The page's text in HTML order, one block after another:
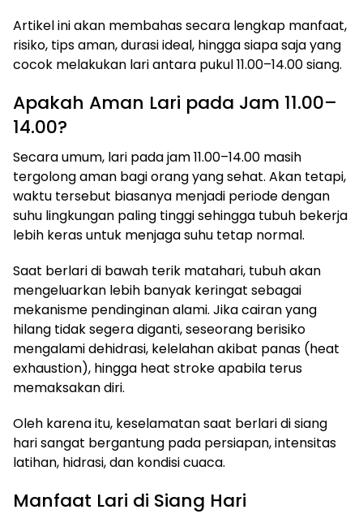
Artikel ini akan membahas secara lengkap manfaat,
risiko, tips aman, durasi ideal, hingga siapa saja yang
cocok melakukan lari antara pukul 11.00–14.00 siang.
Apakah Aman Lari pada Jam 11.00–
14.00?
Secara umum, lari pada jam 11.00–14.00 masih
tergolong aman bagi orang yang sehat. Akan tetapi,
waktu tersebut biasanya menjadi periode dengan
suhu lingkungan paling tinggi sehingga tubuh bekerja
lebih keras untuk menjaga suhu tetap normal.
Saat berlari di bawah terik matahari, tubuh akan
mengeluarkan lebih banyak keringat sebagai
mekanisme pendinginan alami. Jika cairan yang
hilang tidak segera diganti, seseorang berisiko
mengalami dehidrasi, kelelahan akibat panas (heat
exhaustion), hingga heat stroke apabila terus
memaksakan diri.
Oleh karena itu, keselamatan saat berlari di siang
hari sangat bergantung pada persiapan, intensitas
latihan, hidrasi, dan kondisi cuaca.
Manfaat Lari di Siang Hari